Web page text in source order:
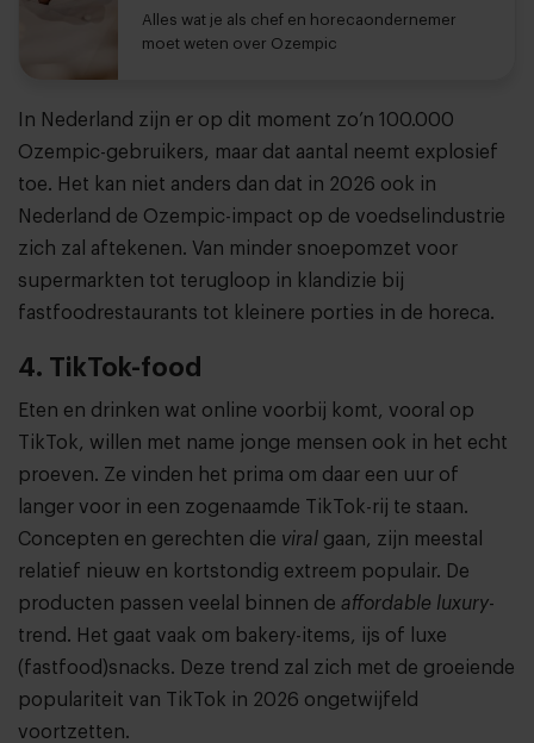
Alles wat je als chef en horecaondernemer
moet weten over Ozempic
In Nederland zijn er op dit moment zo’n 100.000
Ozempic-gebruikers, maar dat aantal neemt explosief
toe. Het kan niet anders dan dat in 2026 ook in
Nederland de Ozempic-impact op de voedselindustrie
zich zal aftekenen. Van minder snoepomzet voor
supermarkten tot terugloop in klandizie bij
fastfoodrestaurants tot kleinere porties in de horeca.
4. TikTok-food
Eten en drinken wat online voorbij komt, vooral op
TikTok, willen met name jonge mensen ook in het echt
proeven. Ze vinden het prima om daar een uur of
langer voor in een zogenaamde TikTok-rij te staan.
Concepten en gerechten die viral gaan, zijn meestal
relatief nieuw en kortstondig extreem populair. De
producten passen veelal binnen de affordable luxury-
trend. Het gaat vaak om bakery-items, ijs of luxe
(fastfood)snacks. Deze trend zal zich met de groeiende
populariteit van TikTok in 2026 ongetwijfeld
voortzetten.